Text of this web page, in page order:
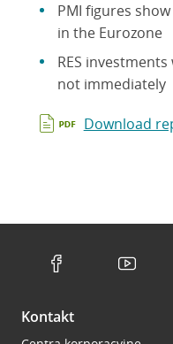
PMI figures
in the Eurozone
RES
not immediately
Download
Kontakt